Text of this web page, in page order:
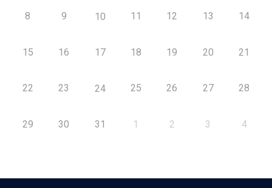
8 9 10 11 12 13 14
15 16 17 18 19 20 21
22 23 24 25 26 27 28
29 30 31 1 2 3 4